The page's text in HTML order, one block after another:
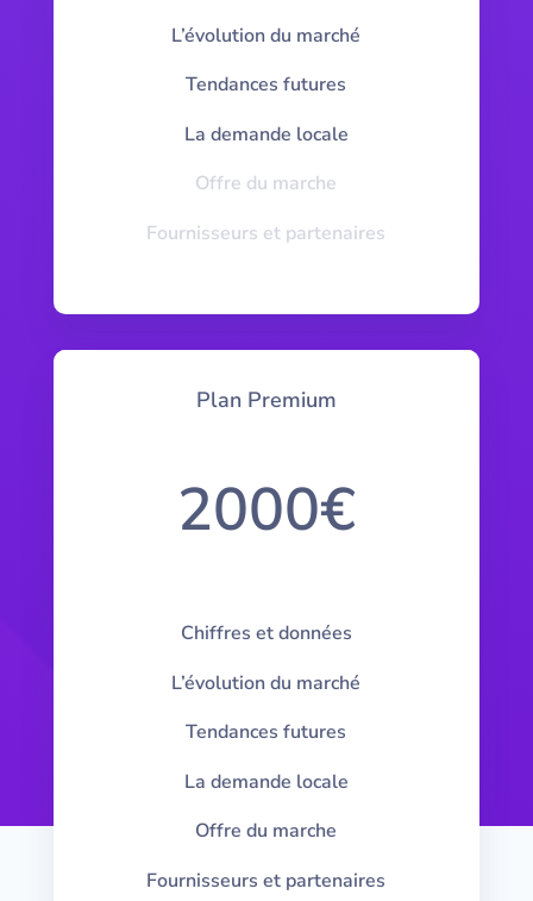
L’évolution du marché
Tendances futures
La demande locale
Offre du marche
Fournisseurs et partenaires
Plan Premium
2000€
Chiffres et données
L’évolution du marché
Tendances futures
La demande locale
Offre du marche
Fournisseurs et partenaires